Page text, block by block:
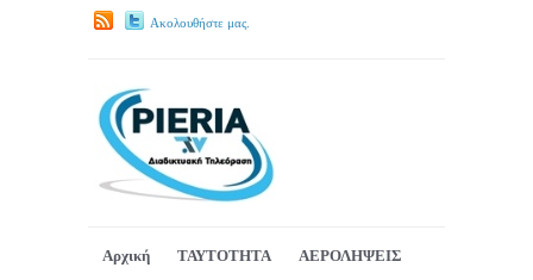
Ακολουθήστε μας.
Αρχική ΤΑΥΤΟΤΗΤΑ
ΑΕΡΟΛΗΨΕΙΣ